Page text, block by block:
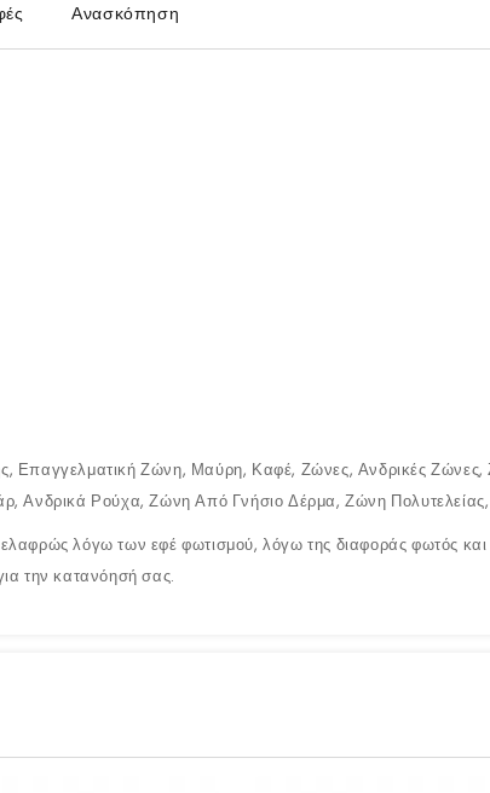
Ανασκόπηση
Επαγγελματική Ζώνη, Μαύρη, Καφέ, Ζώνες, Ανδρικές Ζώνες,
Ανδρικά Ρούχα, Ζώνη Από Γνήσιο Δέρμα, Ζώνη
λόγω των εφέ φωτισμού, λόγω της διαφοράς φωτός και
την κατανόησή σας.